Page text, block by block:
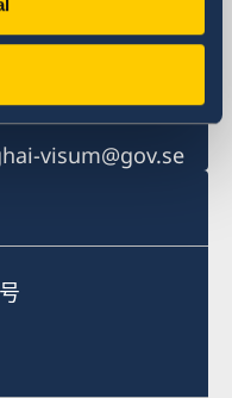
visum@gov.se